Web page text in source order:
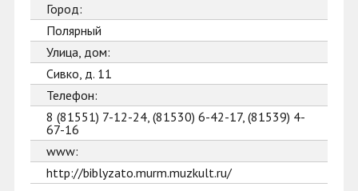
Город:
Полярный
Улица, дом:
Сивко, д. 11
Телефон:
8 (81551) 7-12-24, (81530) 6-42-17, (81539) 4-
67-16
www:
http://biblyzato.murm.muzkult.ru/